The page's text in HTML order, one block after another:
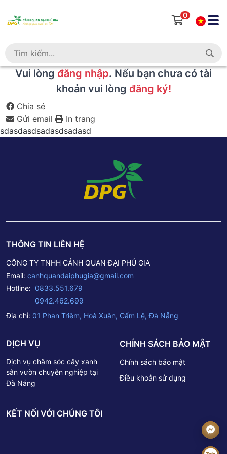
0
MY ACCOUNT
Vui lòng đăng nhập. Nếu bạn chưa có tài
khoản vui lòng đăng ký!
Chia sẻ
Gửi email
In trang
sdasdasdsadasdsadasd
THÔNG TIN LIÊN HỆ
CÔNG TY TNHH CẢNH QUAN ĐẠI PHÚ GIA
Email: canhquandaiphugia@gmail.com
Hotline: 0833.551.679
0942.462.699
Địa chỉ: 01 Phan Triêm, Hoà Xuân, Cẩm Lệ, Đà Nẵng
DỊCH VỤ
Dịch vụ chăm sóc cây xanh
sân vườn chuyên nghiệp tại
Đà Nẵng
CHÍNH SÁCH BẢO MẬT
Chính sách bảo mật
Điều khoản sử dụng
KẾT NỐI VỚI CHÚNG TÔI